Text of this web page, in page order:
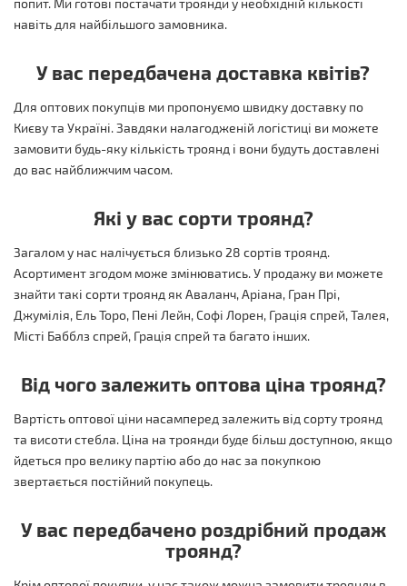
попит. Ми готові постачати троянди у необхідній кількості
навіть для найбільшого замовника.
У вас передбачена доставка квітів?
Для оптових покупців ми пропонуємо швидку доставку по
Києву та Україні. Завдяки налагодженій логістиці ви можете
замовити будь-яку кількість троянд і вони будуть доставлені
до вас найближчим часом.
Які у вас сорти троянд?
Загалом у нас налічується близько 28 сортів троянд.
Асортимент згодом може змінюватись. У продажу ви можете
знайти такі сорти троянд як Аваланч, Аріана, Гран Прі,
Джумілія, Ель Торо, Пені Лейн, Софі Лорен, Грація спрей, Талея,
Місті Бабблз спрей, Грація спрей та багато інших.
Від чого залежить оптова ціна троянд?
Вартість оптової ціни насамперед залежить від сорту троянд
та висоти стебла. Ціна на троянди буде більш доступною, якщо
йдеться про велику партію або до нас за покупкою
звертається постійний покупець.
У вас передбачено роздрібний продаж
троянд?